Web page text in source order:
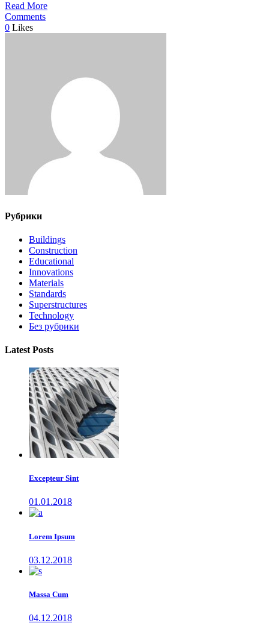
Read More
Comments
0 Likes
Рубрики
Buildings
Construction
Educational
Innovations
Materials
Standards
Superstructures
Technology
Без рубрики
Latest Posts
Excepteur Sint
01.01.2018
Lorem Ipsum
03.12.2018
Massa Cum
04.12.2018